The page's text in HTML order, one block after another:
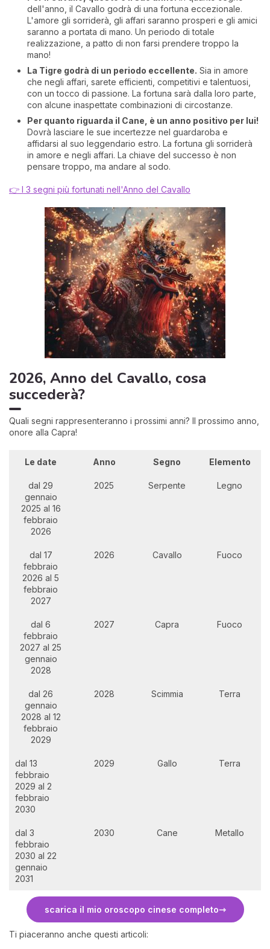
dell'anno, il Cavallo godrà di una fortuna eccezionale.
L'amore gli sorriderà, gli affari saranno prosperi e gli amici
saranno a portata di mano. Un periodo di totale
realizzazione, a patto di non farsi prendere troppo la
mano!
La Tigre godrà di un periodo eccellente. Sia in amore
che negli affari, sarete efficienti, competitivi e talentuosi,
con un tocco di passione. La fortuna sarà dalla loro parte,
con alcune inaspettate combinazioni di circostanze.
Per quanto riguarda il Cane, è un anno positivo per lui!
Dovrà lasciare le sue incertezze nel guardaroba e
affidarsi al suo leggendario estro. La fortuna gli sorriderà
in amore e negli affari. La chiave del successo è non
pensare troppo, ma andare al sodo.
👉 I 3 segni più fortunati nell'Anno del Cavallo
2026, Anno del Cavallo, cosa
succederà?
Quali segni rappresenteranno i prossimi anni? Il prossimo anno,
onore alla Capra!
Le date Anno Segno Elemento
dal 29
gennaio
2025 al 16
febbraio
2026
2025 Serpente Legno
dal 17
febbraio
2026 al 5
febbraio
2027
2026 Cavallo Fuoco
dal 6
febbraio
2027 al 25
gennaio
2028
2027 Capra Fuoco
dal 26
gennaio
2028 al 12
febbraio
2029
2028 Scimmia Terra
dal 13
febbraio
2029 al 2
febbraio
2030
2029 Gallo Terra
dal 3
febbraio
2030 al 22
gennaio
2031
2030 Cane Metallo
scarica il mio oroscopo cinese completo
Ti piaceranno anche questi articoli: